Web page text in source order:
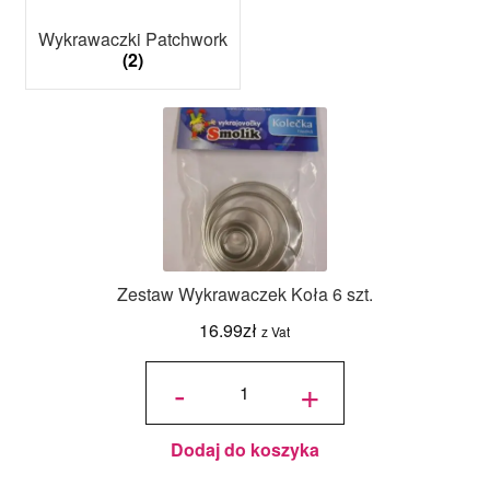
Wykrawaczki Patchwork
(2)
Zestaw Wykrawaczek Koła 6 szt.
16.99zł z Vat
-
ilość Zestaw
+
Dodaj do koszyka